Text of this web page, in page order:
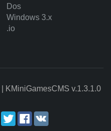
Dos
Windows 3.x
.io
| KMiniGamesCMS v.1.3.1.0